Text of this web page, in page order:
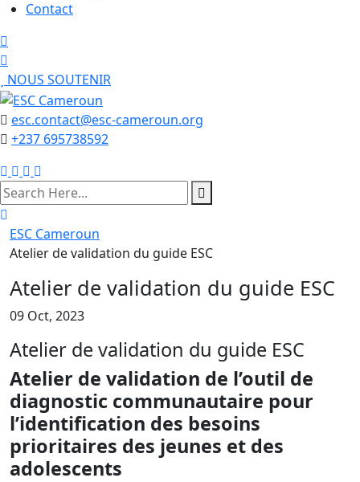
Contact
NOUS SOUTENIR
esc.contact@esc-cameroun.org
+237 695738592
search
here
ESC Cameroun
Atelier de validation du guide ESC
Atelier de validation du guide ESC
09 Oct, 2023
Atelier de validation du guide ESC
Atelier de validation de l’outil de
diagnostic communautaire pour
l’identification des besoins
prioritaires des jeunes et des
adolescents